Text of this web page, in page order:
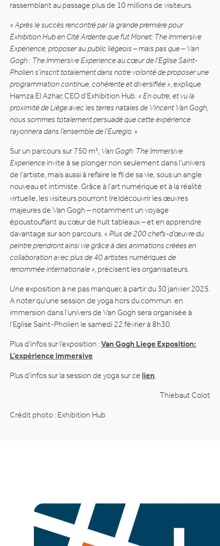
rassemblant au passage plus de 10 millions de visiteurs.
« Après le succès rencontré par la grande première pour
Exhibition Hub en Cité Ardente que fut Monet: The Immersive
Experience, proposer au public liégeois – mais pas que – Van
Gogh : The Immersive Experience au cœur de l’Eglise Saint-
Pholien s’inscrit totalement dans notre volonté de proposer une
programmation continue, cohérente et diversifiée » , explique
Hamza El Azhar, CEO d’Exhibition Hub. « En outre, et vu la
proximité de Liège avec les terres natales de Vincent Van Gogh,
nous sommes totalement persuadé que cette expérience
rayonnera dans l’ensemble de l’Euregio. »
Sur un parcours sur 750 m², Van Gogh: The Immersive
Experience invite à se plonger non seulement dans l’univers
de l’artiste, mais aussi à refaire le fil de sa vie, sous un angle
nouveau et intimiste. Grâce à l’art numérique et à la réalité
virtuelle, les visiteurs pourront (re)découvrir les œuvres
majeures de Van Gogh – notamment un voyage
époustouflant au cœur de huit tableaux – et en apprendre
davantage sur son parcours. « Plus de 200 chefs-d’œuvre du
peintre prendront ainsi vie grâce à des animations créées en
collaboration avec plus de 40 artistes numériques de
renommée internationale » , précisent les organisateurs.
Une exposition à ne pas manquer, à partir du 30 janvier 2025.
A noter qu’une session de yoga hors du commun en
immersion dans l’univers de Van Gogh sera organisée à
l’Eglise Saint-Pholien le samedi 22 février à 8h30.
Plus d’infos sur l’exposition :Van Gogh Liege Exposition:
L’expérience immersive
Plus d’infos sur la session de yoga sur ce lien
Thiebaut Colot
Crédit photo : Exhibition Hub